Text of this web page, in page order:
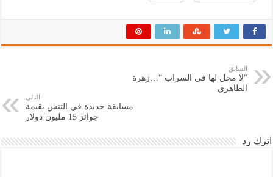
السابق
“لا محل لها في السراب “…زهرة
الطاهري
التالي
مسابقة جديدة في التنس بقيمة
جوائز 15 مليون دولار
اترك رد